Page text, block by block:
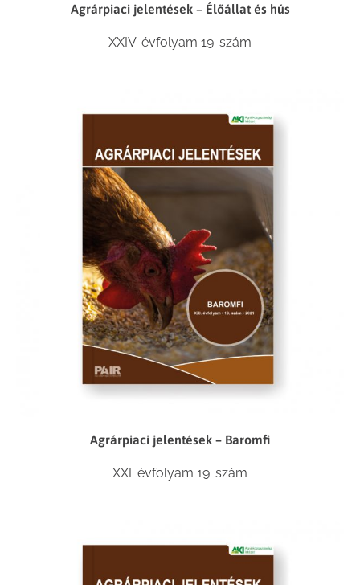
Agrárpiaci jelentések – Élőállat és hús
XXIV. évfolyam 19. szám
Agrárpiaci jelentések – Baromfi
XXI. évfolyam 19. szám